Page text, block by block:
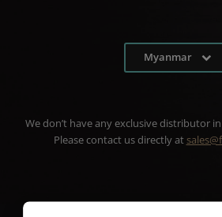
Myanmar
We don’t have any exclusive distributor
Please contact us directly at